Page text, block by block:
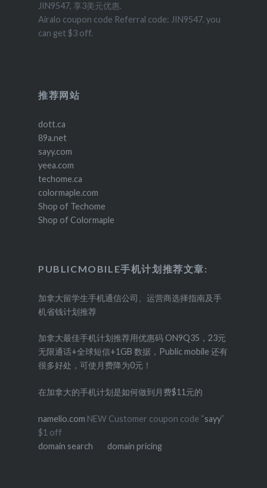
JIN9547, 享3美元优惠.
Airalo coupon code Referral code: JIN9547. you
can get $3 off.
推荐网站
dott.ca
89a.net
sayy.com
yeea.com
techome.ca
colormaple.com
Shop of Techome
Shop of Colormaple
PUBLICMOBILE手机计划推荐文章:
加拿大留学生手机通信公司、运营商选择指南及手
机省钱计划推荐
加拿大最佳手机计划推荐用优惠码 ON9Q35，23元
无限通话+全球短信+1GB 数据，Public mobile 还有
很多好处，可使月费降为0元！
在加拿大的手机计划是如何做到月费$11元的
namelio.com NEW Customer coupon code “sayy”
$1 off
domain search
domain pricing